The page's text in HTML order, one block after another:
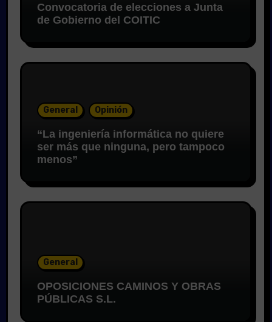
Convocatoria de elecciones a Junta
de Gobierno del COITIC
General Opinión
“La ingeniería informática no quiere
ser más que ninguna, pero tampoco
menos”
General
OPOSICIONES CAMINOS Y OBRAS
PÚBLICAS S.L.